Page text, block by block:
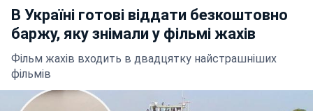
В Україні готові віддати безкоштовно
баржу, яку знімали у фільмі жахів
Фільм жахів входить в двадцятку найстрашніших
фільмів